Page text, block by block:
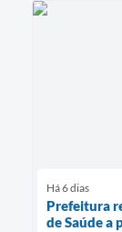
Há 6 dias
Prefeitura
de Saúde a